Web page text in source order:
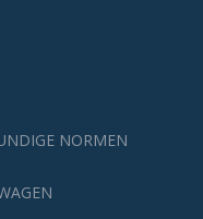
NORMEN